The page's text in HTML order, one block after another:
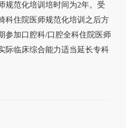
规范化培训培时间为2年。受
科住院医师规范化培训之后方
参加口腔科/口腔全科住院医师
际临床综合能力适当延长专科